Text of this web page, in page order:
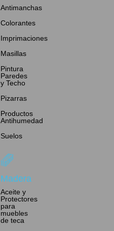
Antimanchas
Colorantes
Imprimaciones
Masillas
Pintura
Paredes
y Techo
Pizarras
Productos
Antihumedad
Suelos
Madera
Aceite y
Protectores
para
muebles
de teca